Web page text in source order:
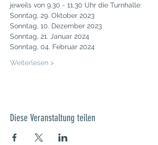
jeweils von 9.30 - 11.30 Uhr die Turnhalle:
Sonntag, 29. Oktober 2023
Sonntag, 10. Dezember 2023
Sonntag, 21. Januar 2024
Sonntag, 04. Februar 2024
Weiterlesen >
Diese Veranstaltung teilen